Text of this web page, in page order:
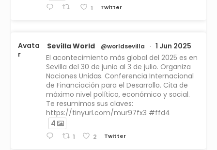
1 Twitter
Avata
r
Sevilla World @worldsevilla ·
1 Jun 2025
El acontecimiento más global del 2025 es en
Sevilla del 30 de junio al 3 de julio. Organiza
Naciones Unidas. Conferencia Internacional
de Financiación para el Desarrollo. Cita de
máximo nivel político, económico y social.
Te resumimos sus claves:
https://tinyurl.com/mur97fx3 #ffd4
4
1 2 Twitter